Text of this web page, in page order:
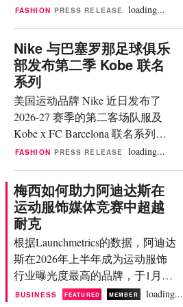
形比例、高品质的饰面工艺和多
功能的造型风格打造。该系列涵
盖圆领卫衣、四分之一拉链卫
衣、全拉链和套头连帽衫、短裤
和运动长裤。 该系列的设计灵感
源自全球 300 多名女性的反馈，
旨在优化每一款单品的柔软度、
舒适性、结构感和色彩表现。
Nike 表示，这些反馈尤其对 ‘Total
Black’ 配色系列中的每一件单品都
产生了深远影响，使服装穿着更
舒适、性能更卓越、更经久耐
穿。 Credits: Nike Studio Fleece 系
列采用两种剪裁：贴合度更高的
经典标准剪裁，以及更宽松、休
闲的超大廓形剪裁。标准剪裁提
供三种不同克重的面料，而超大
廓形剪裁仅提供重磅面料，以塑
FASHION PRESS RELEASE loading...
Nike 与巴塞罗那足球俱乐
部发布第二季 Kobe 联名
系列
美国运动品牌 Nike 近日发布了
2026-27 赛季的第二客场队服及
Kobe x FC Barcelona 联名系列。
该系列连续第二个赛季将 Kobe 的
“剑鞘”标志与俱乐部徽章相结合。
据 Nike 透露，该队服的设计灵感
源自篮球巨星科比·布莱恩特。设
计细节包括灵感源自黑曼巴蛇的
纹理、田野紫色（Field Purple）的
底色、金色点缀、虹彩效果的队
徽，以及衣领内侧印有的科比名
言：“让这项运动比你刚接触时更
好”。该服装还采用了 Nike Aero-
FASHION PRESS RELEASE loading...
梅西如何助力阿迪达斯在
运动服饰媒体竞赛中超越
耐克
根据Launchmetrics的数据，阿迪达
斯在2026年上半年成为运动服饰
行业曝光度最高的品牌，于1月1
日至6月30日期间创造了19亿美元
BUSINESS FEATURED MEMBER loading...